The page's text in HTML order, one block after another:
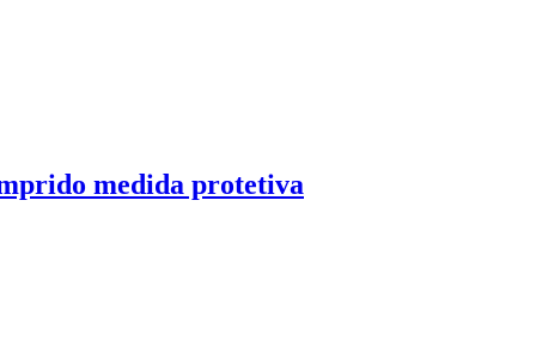
medida protetiva